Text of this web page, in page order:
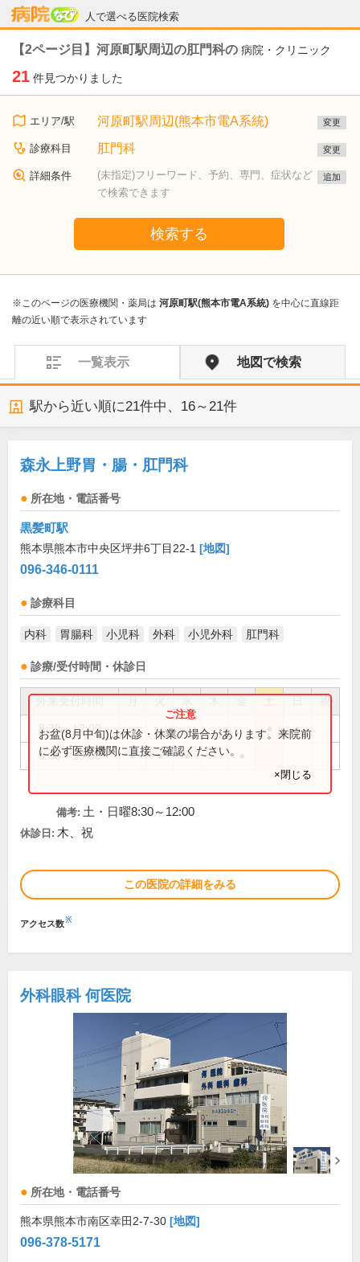
人で選べる医院検索
病院なび
【2ページ目】河原町駅周辺の肛門科の 病院・クリニック
21 件見つかりました
エリア/駅 河原町駅周辺(熊本市電A系統) 変更
診療科目 肛門科 変更
詳細条件
(未指定)フリーワード、予約、専門、症状など
で検索できます
追加
検索する
※このページの医療機関・薬局は 河原町駅(熊本市電A系統) を中心に直線距
離の近い順で表示されています
一覧表示 地図で検索
駅から近い順に21件中、 16～21件
森永上野胃・腸・肛門科
所在地・電話番号
黒髪町駅
熊本県熊本市中央区坪井6丁目22-1 [地図]
096-346-0111
診療科目
内科 胃腸科 小児科 外科 小児外科 肛門科
診療/受付時間・休診日
祝
8:30～12:00 ●
9:30～19:00 ● ● ●
お盆(8月中旬)は休診・休業の場合があります。来院前
に必ず医療機関に直接ご確認ください。
×閉じる
備考: 土・日曜8:30～12:00
休診日: 木、祝
この医院の詳細をみる
アクセス数※
外科眼科 何医院
所在地・電話番号
熊本県熊本市南区幸田2-7-30 [地図]
096-378-5171